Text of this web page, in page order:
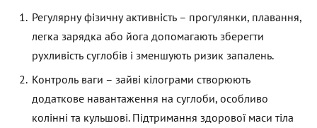
Регулярну фізичну активність – прогулянки, плавання,
легка зарядка або йога допомагають зберегти
рухливість суглобів і зменшують ризик запалень.
Контроль ваги – зайві кілограми створюють
додаткове навантаження на суглоби, особливо
колінні та кульшові. Підтримання здорової маси тіла